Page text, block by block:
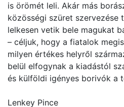
is örömét leli. Akár más
közösségi szüret szervezése
lelkesen vetik bele magukat
– céljuk, hogy a fiatalok
milyen értékes helyről
belül elfogynak a kiadástól
és külföldi igényes borivók a
Lenkey Pince